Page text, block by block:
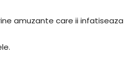
amuzante care ii infatiseaza